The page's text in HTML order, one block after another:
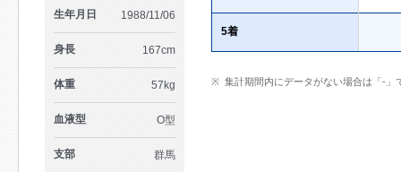
生年月日 1988/11/06
身長 167cm
体重 57kg
血液型 O型
支部 群馬
5着
集計期間内にデータがない場合は「-」